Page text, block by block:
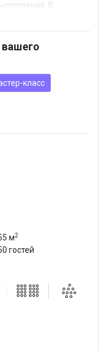
В
действует
мероприятия
класс
м2
гостей